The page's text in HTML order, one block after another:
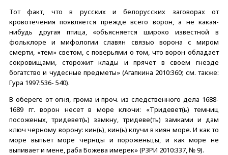
Тот факт, что в русских и белорусских заговорах от
кровотечения появляется прежде всего ворон, а не какая-
нибудь другая птица, «объясняется широко известной в
фольклоре и мифологии славян связью ворона с миром
смерти, «тем» светом, с поверьями о том, что ворон обладает
сокровищами, сторожит клады и прячет в своем гнезде
богатство и чудесные предметы» (Агапкина 2010:360; см. также:
Гура 1997:536- 540).
В обереге от огня, грома и проч. из следственного дела 1688-
1689 гг. ворон несет в море ключи: «Тридевет(ь) темниц
посоженых, тридевет(ь) замкну, тридеве(ть) замками и дам
ключ черному ворону: кин(ь), кин(ь) клучи в киян море. И как то
море выпьет море чернцы и пороженьцы, и как море не
выпивает и мене, раба Божева имерек» (РЗРИ 2010:337, № 9).